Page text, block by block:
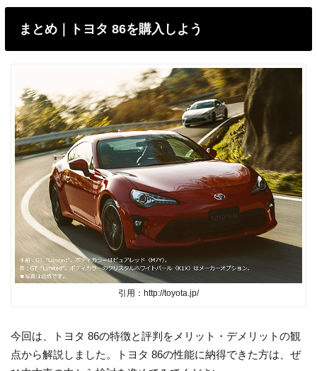
まとめ｜トヨタ 86を購入しよう
引用：http://toyota.jp/
今回は、トヨタ 86の特徴と評判をメリット・デメリットの観
点から解説しました。トヨタ 86の性能に納得できた方は、ぜ